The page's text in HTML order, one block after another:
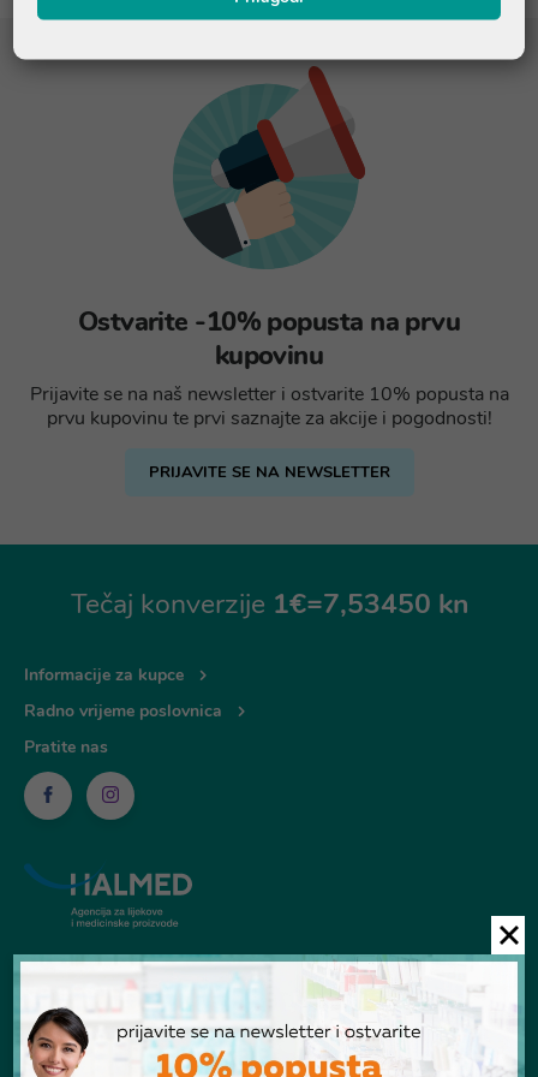
Ostvarite -10% popusta na prvu
kupovinu
Prijavite se na naš newsletter i ostvarite 10% popusta na
prvu kupovinu te prvi saznajte za akcije i pogodnosti!
PRIJAVITE SE NA NEWSLETTER
Tečaj konverzije 1€=7,53450 kn
Informacije za kupce
Radno vrijeme poslovnica
Pratite nas
© Ljekarna Talan 2026